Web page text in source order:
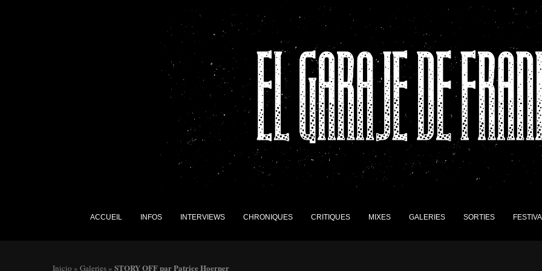
ACCUEIL INFOS INTERVIEWS CHRONIQUES CRITIQUES MIXES GALERIES SORTIES
Inicio » Galeries » STORY OFF par Patrice Hoerner